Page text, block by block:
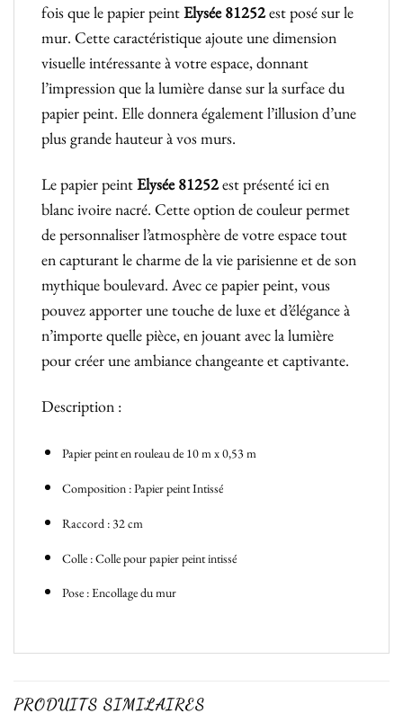
fois que le papier peintElysée 81252est posé sur le
mur. Cette caractéristique ajoute une dimension
visuelle intéressante à votre espace, donnant
l’impression que la lumière danse sur la surface du
papier peint. Elle donnera également l’illusion d’une
plus grande hauteur à vos murs.
Le papier peintElysée 81252est présenté ici en
blanc ivoire nacré. Cette option de couleur permet
de personnaliser l’atmosphère de votre espace tout
en capturant le charme de la vie parisienne et de son
mythique boulevard. Avec ce papier peint, vous
pouvez apporter une touche de luxe et d’élégance à
n’importe quelle pièce, en jouant avec la lumière
pour créer une ambiance changeante et captivante.
Description :
Papier peint en rouleau de 10 m x 0,53 m
Composition : Papier peint Intissé
Raccord : 32 cm
Colle : Colle pour papier peint intissé
Pose : Encollage du mur
PRODUITS SIMILAIRES